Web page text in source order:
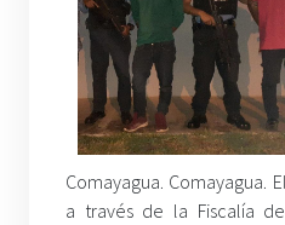
Comayagua. Comayagua.
a través de la Fiscalía